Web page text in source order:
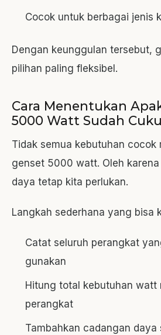
Cocok untuk berbagai jenis
Dengan keunggulan tersebut,
pilihan paling fleksibel.
Cara Menentukan
5000 Watt Sudah
Tidak semua kebutuhan cocok
genset 5000 watt. Oleh
daya tetap kita perlukan.
Langkah sederhana yang bisa
Catat seluruh perangkat
gunakan
Hitung total kebutuhan watt
perangkat
Tambahkan cadangan daya